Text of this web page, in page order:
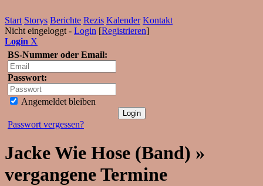
Start Storys Berichte Rezis Kalender Kontakt
Nicht eingeloggt - Login [Registrieren]
Login X
BS-Nummer oder Email:
Passwort:
Angemeldet bleiben
Passwort vergessen?
Jacke Wie Hose (Band) »
vergangene Termine